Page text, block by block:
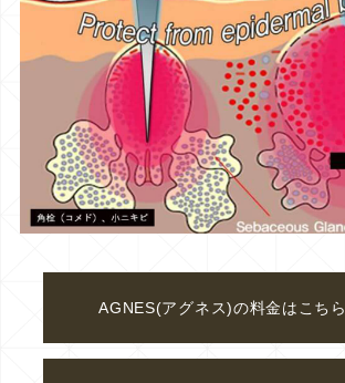
AGNES(アグネス)の料金はこちら